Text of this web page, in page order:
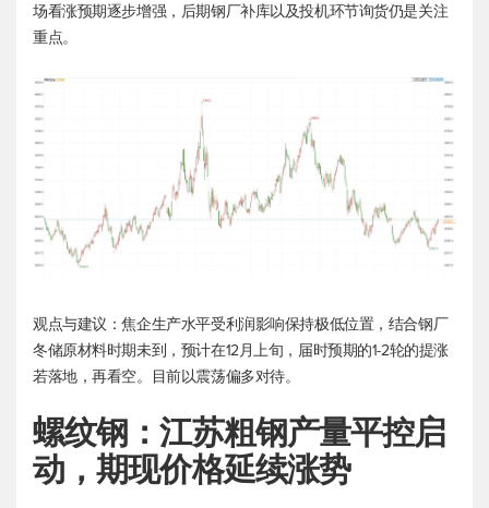
场看涨预期逐步增强，后期钢厂补库以及投机环节询货仍是关注
重点。
观点与建议：焦企生产水平受利润影响保持极低位置，结合钢厂
冬储原材料时期未到，预计在12月上旬，届时预期的1-2轮的提涨
若落地，再看空。目前以震荡偏多对待。
螺纹钢：江苏粗钢产量平控启
动，期现价格延续涨势